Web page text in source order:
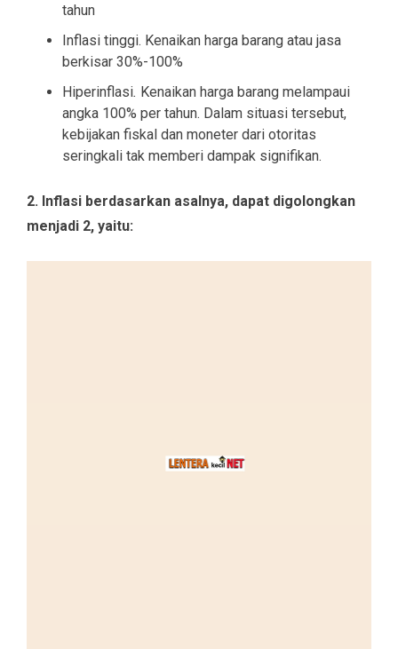
tahun
Inflasi tinggi. Kenaikan harga barang atau jasa
berkisar 30%-100%
Hiperinflasi. Kenaikan harga barang melampaui
angka 100% per tahun. Dalam situasi tersebut,
kebijakan fiskal dan moneter dari otoritas
seringkali tak memberi dampak signifikan.
2. Inflasi berdasarkan asalnya, dapat digolongkan
menjadi 2, yaitu: